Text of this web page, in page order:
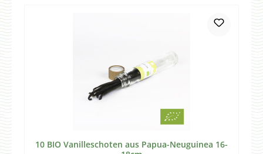
10 BIO Vanilleschoten aus Papua-Neuguinea 16-